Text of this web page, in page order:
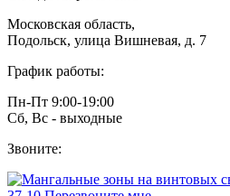
Московская область,
Подольск, улица Вишневая, д. 7
График работы:
Пн-Пт 9:00-19:00
Сб, Вс - выходные
Звоните: